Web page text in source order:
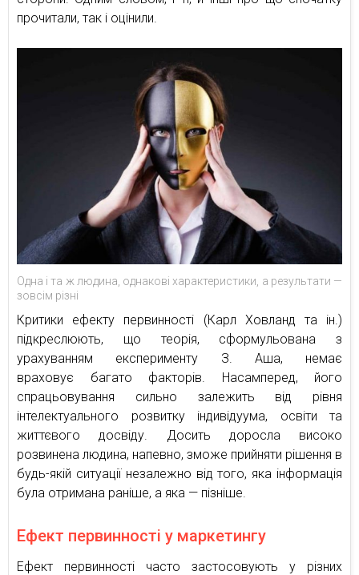
прочитали, так і оцінили.
Одна і та ж людина, однакові характеристики, а результати —
зовсім різні
Критики ефекту первинності (Карл Ховланд та ін.)
підкреслюють, що теорія, сформульована з
урахуванням експерименту З. Аша, немає
враховує багато факторів. Насамперед, його
спрацьовування сильно залежить від рівня
інтелектуального розвитку індивідуума, освіти та
життєвого досвіду. Досить доросла високо
розвинена людина, напевно, зможе прийняти рішення в
будь-якій ситуації незалежно від того, яка інформація
була отримана раніше, а яка — пізніше.
Ефект первинності у маркетингу
Ефект первинності часто застосовують у різних